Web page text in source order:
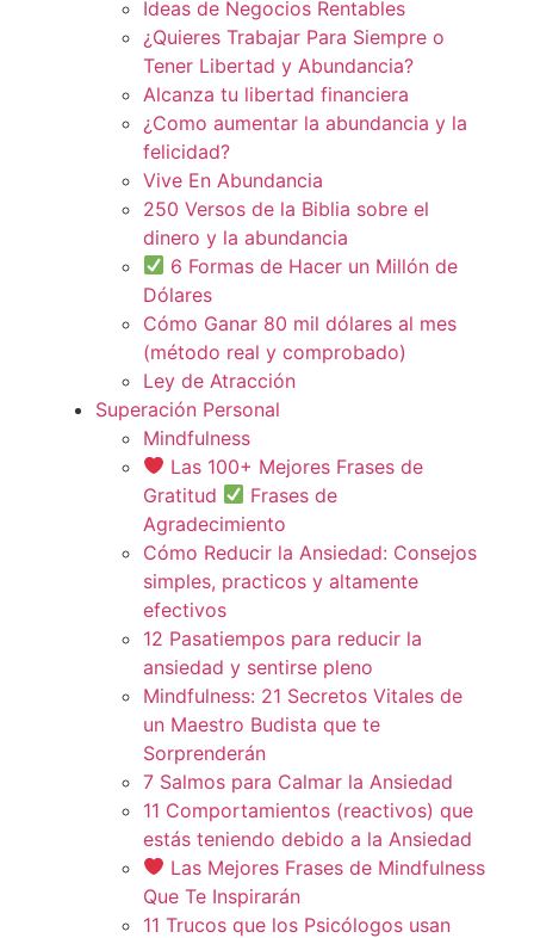
Ideas de Negocios Rentables
¿Quieres Trabajar Para Siempre o
Tener Libertad y Abundancia?
Alcanza tu libertad financiera
¿Como aumentar la abundancia y la
felicidad?
Vive En Abundancia
250 Versos de la Biblia sobre el
dinero y la abundancia
6 Formas de Hacer un Millón de
Dólares
Cómo Ganar 80 mil dólares al mes
(método real y comprobado)
Ley de Atracción
Superación Personal
Mindfulness
Las 100+ Mejores Frases de
Gratitud
Frases de
Agradecimiento
Cómo Reducir la Ansiedad: Consejos
simples, practicos y altamente
efectivos
12 Pasatiempos para reducir la
ansiedad y sentirse pleno
Mindfulness: 21 Secretos Vitales de
un Maestro Budista que te
Sorprenderán
7 Salmos para Calmar la Ansiedad
11 Comportamientos (reactivos) que
estás teniendo debido a la Ansiedad
Las Mejores Frases de Mindfulness
Que Te Inspirarán
11 Trucos que los Psicólogos usan